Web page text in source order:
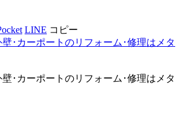
LINE コピー
･カーポートのリフォーム･修理はメタ
･カーポートのリフォーム･修理はメタ